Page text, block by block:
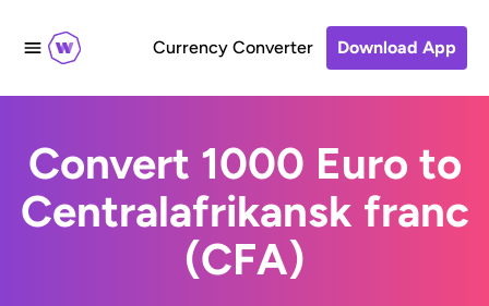
Currency Converter Download App
Convert 1000 Euro to
Centralafrikansk franc
(CFA)